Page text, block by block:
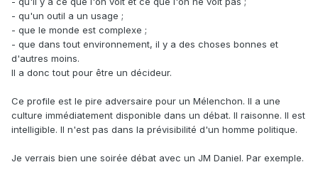
- qu'un outil a un usage ;
- que le monde est complexe ;
- que dans tout environnement, il y a des choses bonnes et
d'autres moins.
Il a donc tout pour être un décideur.
Ce profile est le pire adversaire pour un Mélenchon. Il a une
culture immédiatement disponible dans un débat. Il raisonne. Il est
intelligible. Il n'est pas dans la prévisibilité d'un homme politique.
Je verrais bien une soirée débat avec un JM Daniel. Par exemple.